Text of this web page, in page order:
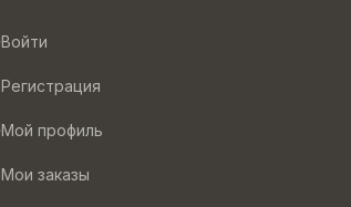
Войти
Регистрация
Мой профиль
Мои заказы